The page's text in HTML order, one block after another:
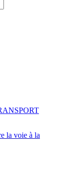
la voie à la